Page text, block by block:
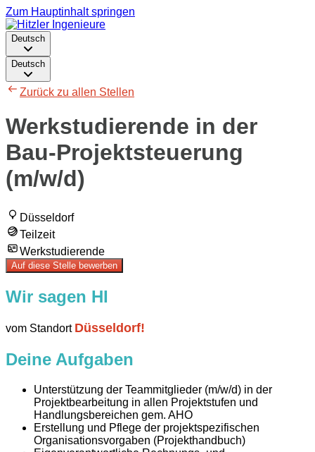
Zum Hauptinhalt springen
Deutsch
Deutsch
Zurück zu allen Stellen
Werkstudierende in der
Bau-Projektsteuerung
(m/w/d)
Düsseldorf
Teilzeit
Werkstudierende
Auf diese Stelle bewerben
Wir sagen HI
vom Standort Düsseldorf!
Deine Aufgaben
Unterstützung der Teammitglieder (m/w/d) in der
Projektbearbeitung in allen Projektstufen und
Handlungsbereichen gem. AHO
Erstellung und Pflege der projektspezifischen
Organisationsvorgaben (Projekthandbuch)